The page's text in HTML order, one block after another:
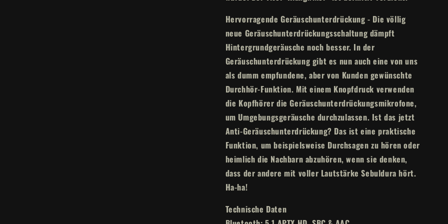
Hervorragende Geräuschunterdrückung - Die völlig
neue Geräuschunterdrückungsschaltung dämpft
Hintergrundgeräusche noch besser. In der
Geräuschunterdrückung gibt es nun auch eine von uns
als dumm empfundene, aber von Kunden gewünschte
Durchhör-Funktion. Mit einem Knopfdruck verwenden
die Kopfhörer die Geräuschunterdrückungsmikrofone,
um Umgebungsgeräusche durchzulassen. Ist das jetzt
Anti-Geräuschunterdrückung? Das ist eine praktische
Funktion, um beispielsweise Durchsagen zu hören oder
heimlich die Nachbarn abzuhören, wenn sie denken,
dass der andere mit voller Lautstärke Sebuldura hört.
Ha-ha!
Technische Daten